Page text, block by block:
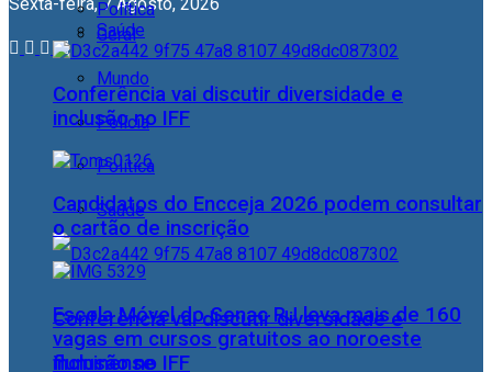
Geral
Mundo
Polícia
Política
Saúde
Conferência vai discutir diversidade e
inclusão no IFF
Política
Saúde
Conferência vai discutir diversidade e
inclusão no IFF
Candidatos do Encceja 2026 podem consultar
o cartão de inscrição
Escola Móvel do Senac RJ leva mais de 160
vagas em cursos gratuitos ao noroeste
fluminense